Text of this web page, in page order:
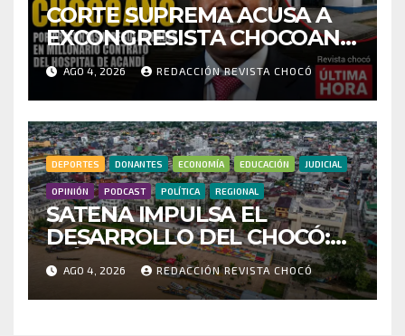
CORTE SUPREMA ACUSA A
EXCONGRESISTA CHOCOANO
POR PRESUNTAS
IRREGULARIDADES EN
MILLONARIO CONTRATO
DEL HOSPITAL DE ACANDÍ
AGO 4, 2026 REDACCIÓN REVISTA CHOCÓ
DEPORTES DONANTES ECONOMÍA EDUCACIÓN JUDICIAL
OPINIÓN PODCAST POLÍTICA REGIONAL
SATENA IMPULSA EL
DESARROLLO DEL CHOCÓ:
MÁS DE 35 MIL PASAJEROS
MOVILIZADOS Y NUEVAS
RUTAS FORTALECEN LA
AGO 4, 2026 REDACCIÓN REVISTA CHOCÓ